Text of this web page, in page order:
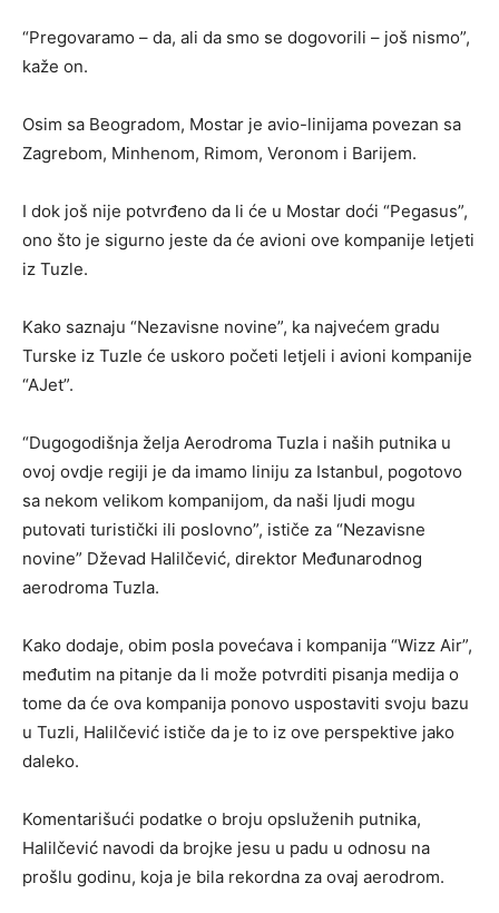
“Pregovaramo – da, ali da smo se dogovorili – još nismo”,
kaže on.
Osim sa Beogradom, Mostar je avio-linijama povezan sa
Zagrebom, Minhenom, Rimom, Veronom i Barijem.
I dok još nije potvrđeno da li će u Mostar doći “Pegasus”,
ono što je sigurno jeste da će avioni ove kompanije letjeti
iz Tuzle.
Kako saznaju “Nezavisne novine”, ka najvećem gradu
Turske iz Tuzle će uskoro početi letjeli i avioni kompanije
“AJet”.
“Dugogodišnja želja Aerodroma Tuzla i naših putnika u
ovoj ovdje regiji je da imamo liniju za Istanbul, pogotovo
sa nekom velikom kompanijom, da naši ljudi mogu
putovati turistički ili poslovno”, ističe za “Nezavisne
novine” Dževad Halilčević, direktor Međunarodnog
aerodroma Tuzla.
Kako dodaje, obim posla povećava i kompanija “Wizz Air”,
međutim na pitanje da li može potvrditi pisanja medija o
tome da će ova kompanija ponovo uspostaviti svoju bazu
u Tuzli, Halilčević ističe da je to iz ove perspektive jako
daleko.
Komentarišući podatke o broju opsluženih putnika,
Halilčević navodi da brojke jesu u padu u odnosu na
prošlu godinu, koja je bila rekordna za ovaj aerodrom.